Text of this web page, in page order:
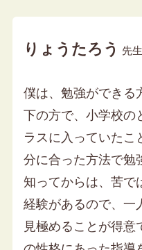
りょうたろう 先生
僕は、勉強ができる
下の方で、小学校の
ラスに入っていたこ
分に合った方法で勉
知ってからは、苦で
経験があるので、一
見極めることが得意